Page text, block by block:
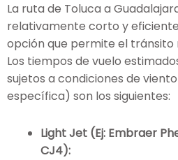
La ruta de Toluca a
relativamente corto y
opción que permite el tránsito
Los tiempos de vuelo
sujetos a condiciones de
específica) son los siguientes:
Light Jet (Ej: Embraer
CJ4):